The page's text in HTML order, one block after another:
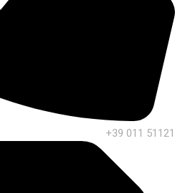
+39 011 51121